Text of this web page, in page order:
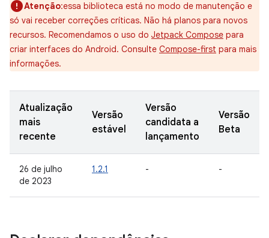
Atenção:essa biblioteca está no modo de manutenção e
só vai receber correções críticas. Não há planos para novos
recursos. Recomendamos o uso do Jetpack Compose para
criar interfaces do Android. Consulte Compose-first para mais
informações.
Atualização
mais
recente
Versão
estável
Versão
candidata a
lançamento
Versão
Beta
26 de julho
de 2023
1.2.1 - -